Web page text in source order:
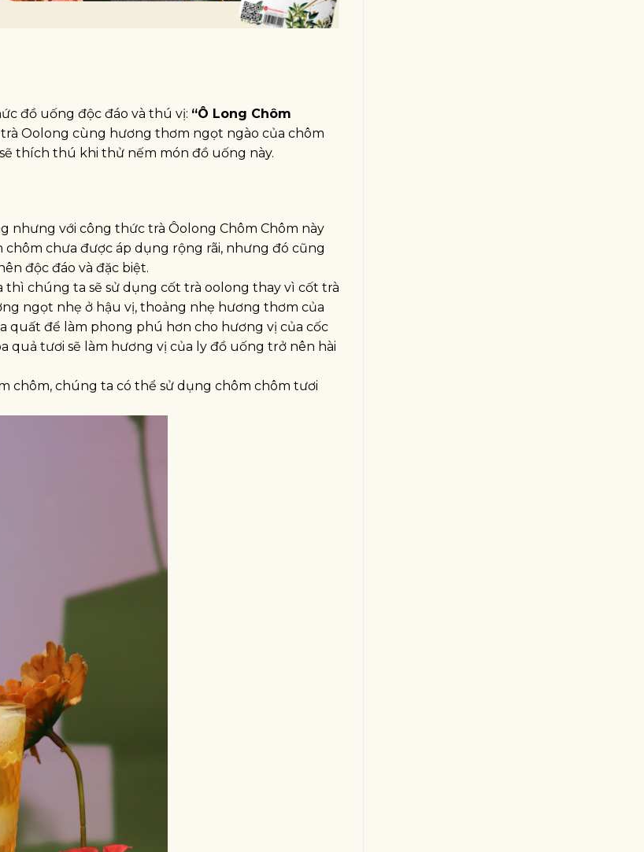
đồ uống độc đáo và thú vị: “Ô Long Chôm
Oolong cùng hương thơm ngọt ngào của chôm
thích thú khi thử nếm món đồ uống này.
nhưng với công thức trà Ôolong Chôm Chôm này
chôm chưa được áp dụng rộng rãi, nhưng đó cũng
độc đáo và đặc biệt.
thì chúng ta sẽ sử dụng cốt trà oolong thay vì cốt trà
ngọt nhẹ ở hậu vị, thoảng nhẹ hương thơm của
quất để làm phong phú hơn cho hương vị của cốc
quả tươi sẽ làm hương vị của ly đồ uống trở nên hài
chôm, chúng ta có thể sử dụng chôm chôm tươi